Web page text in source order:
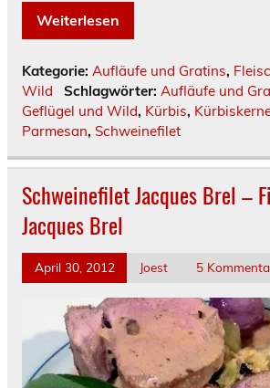
Weiterlesen
Kategorie: Aufläufe und Gratins,
Wild
Schlagwörter: Aufläufe und
Geflügel und Wild, Kürbis,
Parmesan, Schweinefilet
Schweinefilet Jacques Brel –
Jacques Brel
April 30, 2012 Joest 5